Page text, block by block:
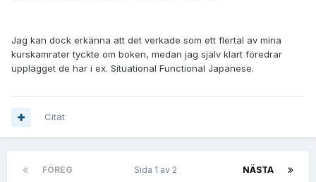
Jag kan dock erkänna att det verkade som ett flertal av mina
kurskamrater tyckte om boken, medan jag själv klart föredrar
upplägget de har i ex. Situational Functional Japanese.
Citat
FÖREG NÄSTA
Sida 1 av 2